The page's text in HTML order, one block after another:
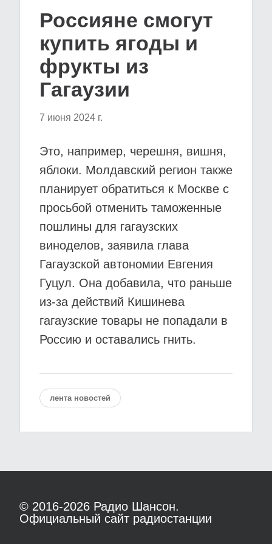
Россияне смогут
купить ягоды и
фрукты из
Гагаузии
7 июня 2024 г.
Это, например, черешня, вишня,
яблоки. Молдавский регион также
планирует обратиться к Москве с
просьбой отменить таможенные
пошлины для гагаузских
виноделов, заявила глава
Гагаузской автономии Евгения
Гуцул. Она добавила, что раньше
из-за действий Кишинева
гагаузские товары не попадали в
Россию и оставались гнить.
лента новостей
© 2016-2026 Радио Шансон.
Официальный сайт радиостанции